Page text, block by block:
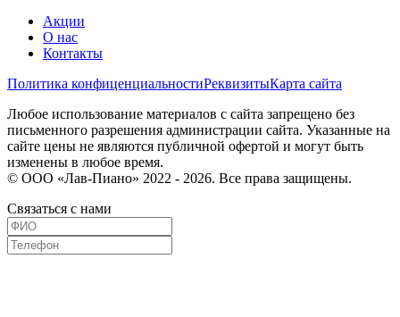
Акции
О нас
Контакты
Политика конфиценциальностиРеквизитыКарта сайта
Любое использование материалов с сайта запрещено без
письменного разрешения администрации сайта. Указанные на
сайте цены не являются публичной офертой и могут быть
изменены в любое время.
© ООО «Лав-Пиано» 2022 - 2026. Все права защищены.
Связаться с нами